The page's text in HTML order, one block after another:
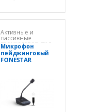
Активные и
пассивные
громкоговорител
и
Микрофон
пейджинговый
FONESTAR